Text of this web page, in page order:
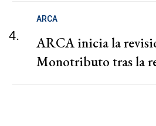
4.
ARCA
ARCA inicia la
Monotributo tras la